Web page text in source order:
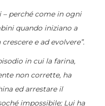
perché come in ogni
quando iniziano a
e ad evolvere”.
in cui la farina,
non corrette, ha
ed arrestare il
impossibile; Lui ha